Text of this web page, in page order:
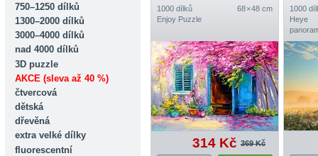
750–1250 dílků
1300–2000 dílků
3000–4000 dílků
nad 4000 dílků
3D puzzle
AKCE (sleva až 40 %)
čtvercová
dětská
dřevěná
extra velké dílky
fluorescentní
1000 dílků
68 × 48 cm
Enjoy Puzzle
314 Kč 369 Kč
1000
Heye